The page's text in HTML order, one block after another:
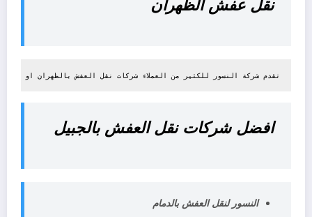
نقل عفش الظهران
تقدم شركة النسور للكثير من العملاء شركات نقل العفش بالظهران او
افضل شركات نقل العفش بالجبيل
النسور لنقل العفش بالدمام